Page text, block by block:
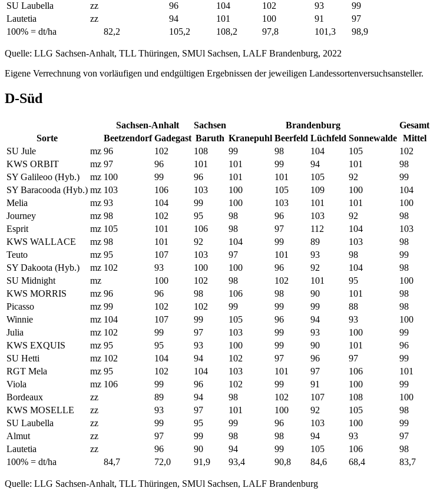
SU Laubella
zz 96 104 102 93
99
Lautetia
zz 94 101 100 91
97
100% = dt/ha
82,2 105,2 108,2 97,8 101,3 98,9
Quelle: LLG Sachsen-Anhalt, TLL Thüringen, SMUl Sachsen, LALF Brandenburg, 2022
Eigene Verrechnung von vorläufigen und endgültigen Ergebnissen der jeweiligen Landessortenversuchsansteller.
D-Süd
Sachsen-Anhalt Sachsen Brandenburg
Gesamt
Sorte
Beetzendorf Gadegast Baruth Kranepuhl Beerfeld Lüchfeld Sonnewalde Mittel
SU Jule
mz 96 102 108 99 98 104 105
102
KWS ORBIT
mz 97 96 101 101 99 94 101
98
SY Galileoo (Hyb.)
mz 100 99 96 101 101 105 92
99
SY Baracooda (Hyb.) mz 103 106 103 100 105 109 100
104
Melia
mz 93 104 99 100 103 101 101
100
Journey
mz 98 102 95 98 96 103 92
98
Esprit
mz 105 101 106 98 97 112 104
103
KWS WALLACE
mz 98 101 92 104 99 89 103
98
Teuto
mz 95 107 103 97 101 93 98
99
SY Dakoota (Hyb.)
mz 102 93 100 100 96 92 104
98
SU Midnight
mz 100 102 98 102 101 95
100
KWS MORRIS
mz 96 96 98 106 98 90 101
98
Picasso
mz 99 102 102 99 99 99 88
98
Winnie
mz 104 107 99 105 96 94 93
100
Julia
mz 102 99 97 103 99 93 100
99
KWS EXQUIS
mz 95 95 93 100 99 90 101
96
SU Hetti
mz 102 104 94 102 97 96 97
99
RGT Mela
mz 95 102 104 103 101 97 106
101
Viola
mz 106 99 96 102 99 91 100
99
Bordeaux
zz 89 94 98 102 107 108
100
KWS MOSELLE
zz 93 97 101 100 92 105
98
SU Laubella
zz 99 95 99 96 103 100
99
Almut
zz 97 99 98 98 94 93
97
Lautetia
zz 96 90 94 99 105 106
98
100% = dt/ha
84,7 72,0 91,9 93,4 90,8 84,6 68,4 83,7
Quelle: LLG Sachsen-Anhalt, TLL Thüringen, SMUl Sachsen, LALF Brandenburg